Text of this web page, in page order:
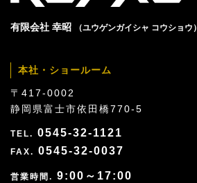
有限会社 幸昭 （ユウゲンガイシャ コウショウ）
本社・ショールーム
〒417-0002
静岡県富士市依田橋770-5
0545-32-1121
0545-32-0037
9:00～17:00